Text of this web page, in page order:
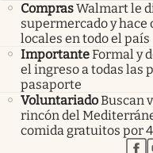
ComprasWalmart le
supermercado y
locales en todo el país
ImportanteFormal y
el ingreso a todas las
pasaporte
VoluntariadoBuscan
rincón del
comida gratuitos por